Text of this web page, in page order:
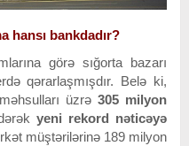
hansı bankdadır?
görə sığorta bazarı
qərarlaşmışdır. Belə ki,
üzrə305 milyon
yeni rekord nəticəyə
müştərilərinə 189 milyon